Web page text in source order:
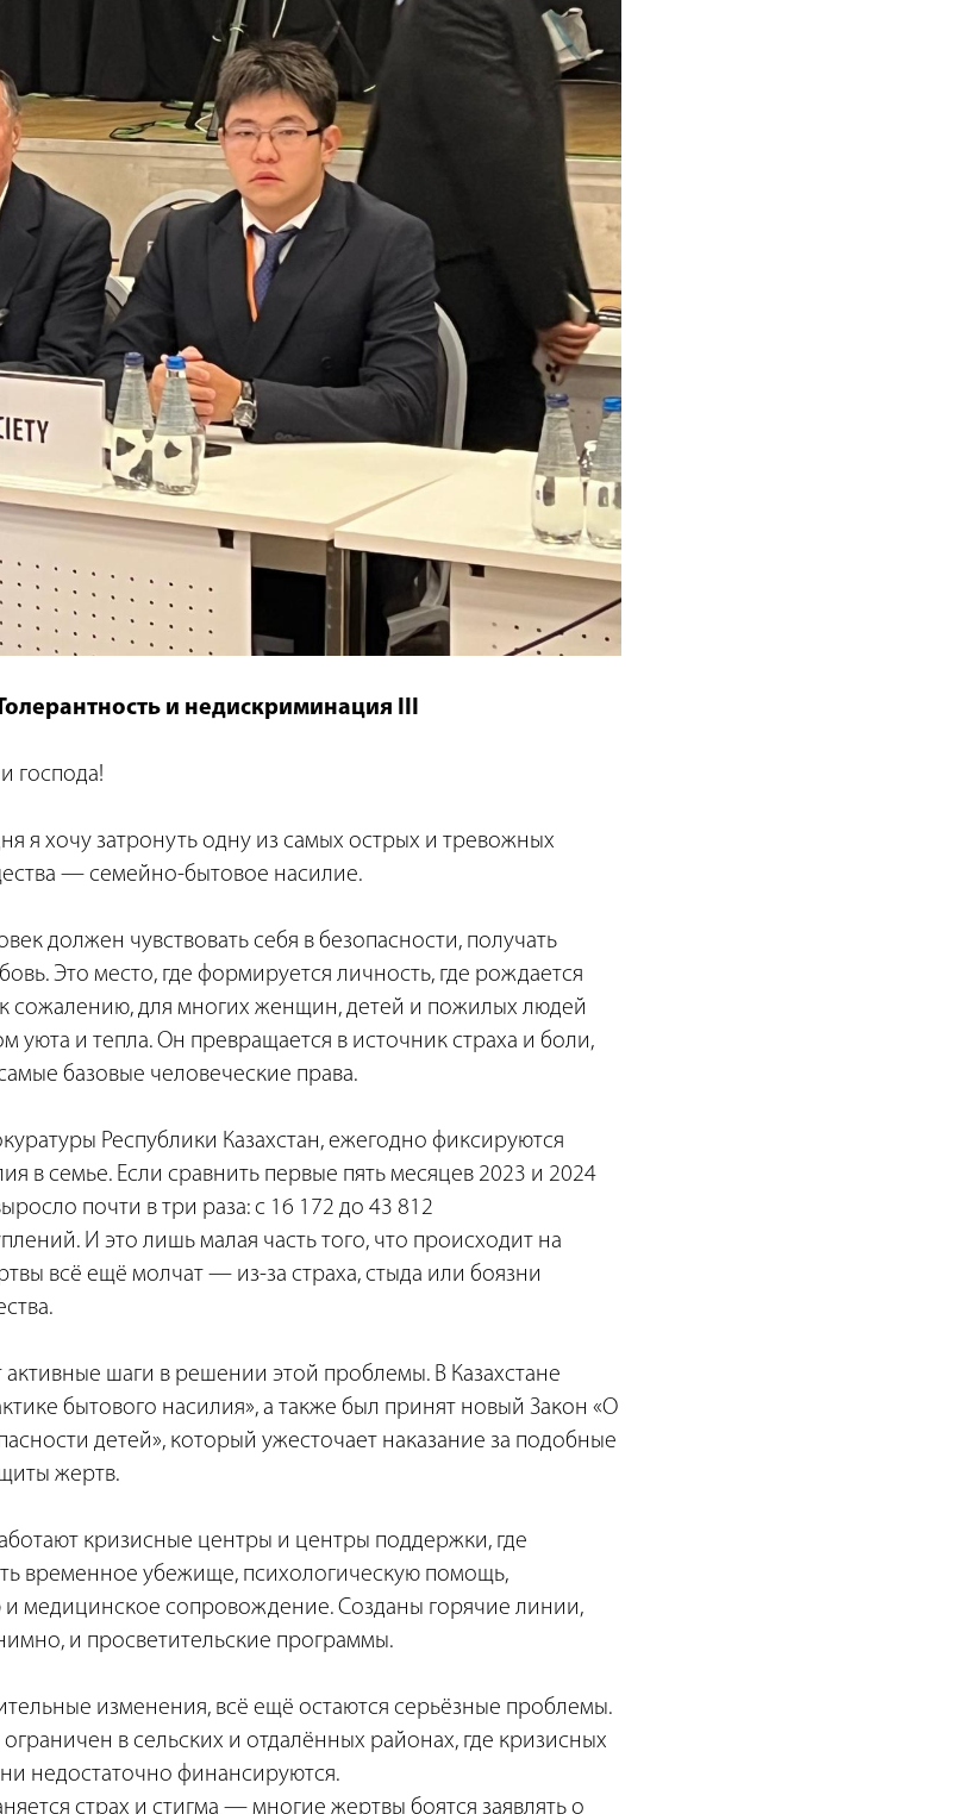
и недискриминация III
господа!
я хочу затронуть одну из самых острых и тревожных
— семейно-бытовое насилие.
должен чувствовать себя в безопасности, получать
Это место, где формируется личность, где рождается
сожалению, для многих женщин, детей и пожилых людей
уюта и тепла. Он превращается в источник страха и боли,
базовые человеческие права.
Республики Казахстан, ежегодно фиксируются
в семье. Если сравнить первые пять месяцев 2023 и 2024
почти в три раза: с 16 172 до 43 812
И это лишь малая часть того, что происходит на
всё ещё молчат — из-за страха, стыда или боязни
шаги в решении этой проблемы. В Казахстане
бытового насилия», а также был принят новый Закон «О
детей», который ужесточает наказание за подобные
жертв.
кризисные центры и центры поддержки, где
временное убежище, психологическую помощь,
медицинское сопровождение. Созданы горячие линии,
и просветительские программы.
изменения, всё ещё остаются серьёзные проблемы.
в сельских и отдалённых районах, где кризисных
недостаточно финансируются.
страх и стигма — многие жертвы боятся заявлять о